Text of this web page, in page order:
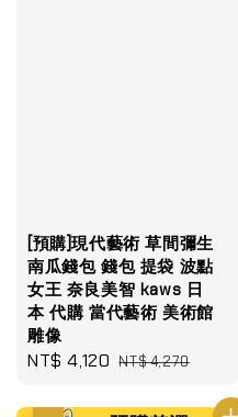
[預購]現代藝術 草間彌生
南瓜錢包 錢包 提袋 波點
女王 奈良美智 kaws 日
本 代購 當代藝術 美術館
雕像
Sale
NT$ 4,120 Regular
NT$ 4,270